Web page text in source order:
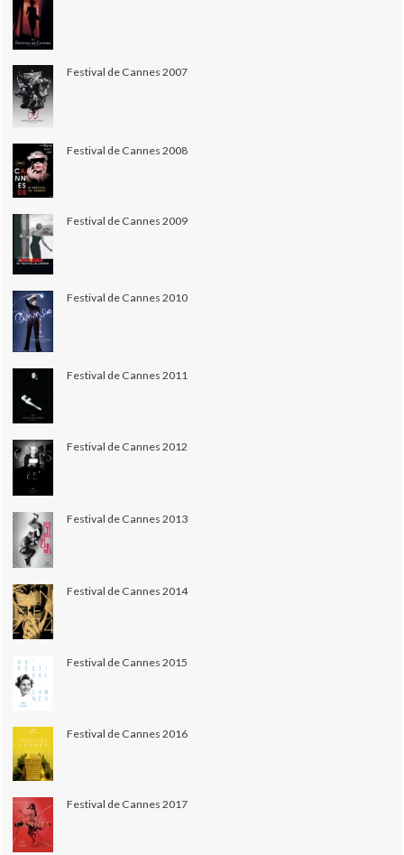
Festival de Cannes 2007
Festival de Cannes 2008
Festival de Cannes 2009
Festival de Cannes 2010
Festival de Cannes 2011
Festival de Cannes 2012
Festival de Cannes 2013
Festival de Cannes 2014
Festival de Cannes 2015
Festival de Cannes 2016
Festival de Cannes 2017